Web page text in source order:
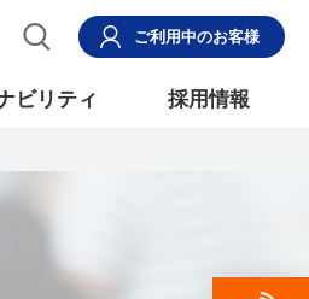
ご利用中のお客様
ビリティ 採用情報